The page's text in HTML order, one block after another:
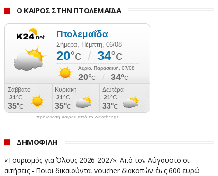
Ο ΚΑΙΡΟΣ ΣΤΗΝ ΠΤΟΛΕΜΑΪΔΑ
πρόγνωση καιρού από το weather.gr
ΔΗΜΟΦΙΛΗ
«Τουρισμός για Όλους 2026-2027»: Από τον Αύγουστο οι
αιτήσεις - Ποιοι δικαιούνται voucher διακοπών έως 600 ευρώ